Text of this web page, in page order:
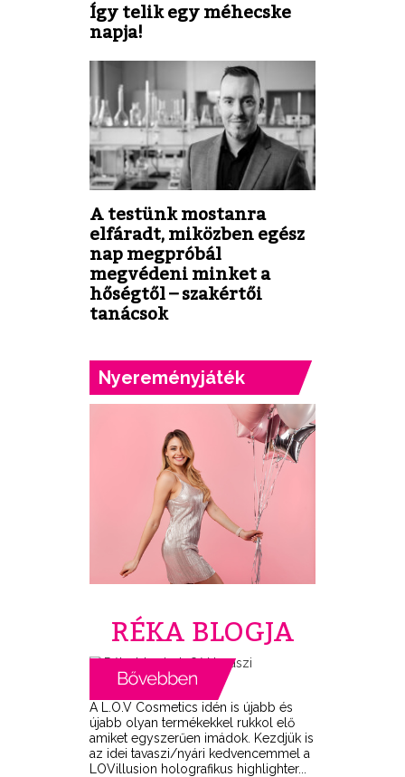
Így telik egy méhecske
napja!
A testünk mostanra
elfáradt, miközben egész
nap megpróbál
megvédeni minket a
hőségtől – szakértői
tanácsok
Nyereményjáték
RÉKA BLOGJA
A L.O.V Cosmetics idén is újabb és
újabb olyan termékekkel rukkol elő
amiket egyszerűen imádok. Kezdjük is
az idei tavaszi/nyári kedvencemmel a
LOVillusion holografikus highlighter...